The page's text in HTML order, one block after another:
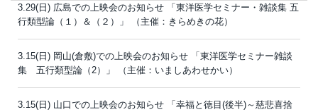
3.29(日) 広島での上映会のお知らせ 「東洋医学セミナー・雑談集 五
行類型論（１）＆（２）」 （主催：きらめきの花）
3.15(日) 岡山(倉敷)での上映会のお知らせ 「東洋医学セミナー雑談
集 五行類型論（2）」 （主催：いましあわせかい）
3.15(日) 山口での上映会のお知らせ 「幸福と徳目(後半)～慈悲喜捨